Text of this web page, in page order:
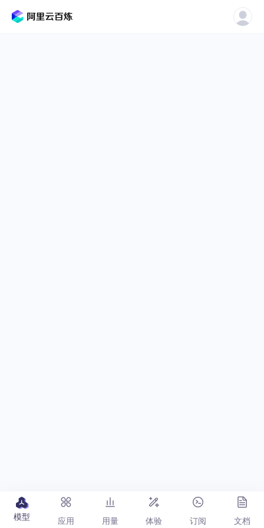
模型 应用 用量 体验 订阅 文档